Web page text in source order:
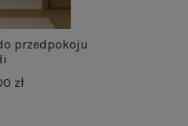
przedpokoju
zł